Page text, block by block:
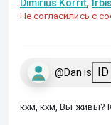
Dimirius Korrit Irbis
Не согласились с
@Dan is ID
кхм, кхм, Вы живы?